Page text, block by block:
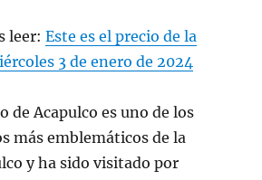
leer:Este es el precio de la
3 de enero de 2024
de Acapulco es uno de los
más emblemáticos de la
y ha sido visitado por